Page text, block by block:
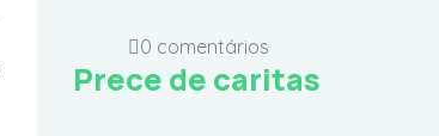
0 comentários
Prece de caritas